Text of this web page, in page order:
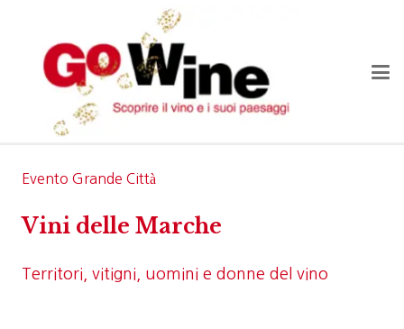
Evento Grande Città
Vini delle Marche
Territori, vitigni, uomini e donne del vino